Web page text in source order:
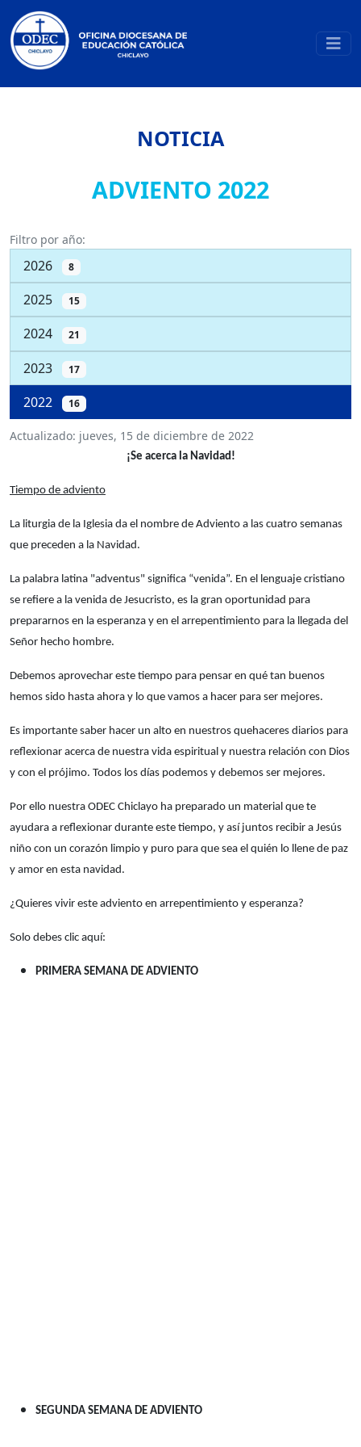
NOTICIA
ADVIENTO 2022
Filtro por año:
2026 8
2025 15
2024 21
2023 17
2022 16
Actualizado: jueves, 15 de diciembre de 2022
¡Se acerca la Navidad!
Tiempo de adviento
La liturgia de la Iglesia da el nombre de Adviento a las cuatro semanas
que preceden a la Navidad.
La palabra latina "adventus" significa “venida”. En el lenguaje cristiano
se refiere a la venida de Jesucristo, es la gran oportunidad para
prepararnos en la esperanza y en el arrepentimiento para la llegada del
Señor hecho hombre.
Debemos aprovechar este tiempo para pensar en qué tan buenos
hemos sido hasta ahora y lo que vamos a hacer para ser mejores.
Es importante saber hacer un alto en nuestros quehaceres diarios para
reflexionar acerca de nuestra vida espiritual y nuestra relación con Dios
y con el prójimo. Todos los días podemos y debemos ser mejores.
Por ello nuestra ODEC Chiclayo ha preparado un material que te
ayudara a reflexionar durante este tiempo, y así juntos recibir a Jesús
niño con un corazón limpio y puro para que sea el quién lo llene de paz
y amor en esta navidad.
¿Quieres vivir este adviento en arrepentimiento y esperanza?
Solo debes clic aquí:
PRIMERA SEMANA DE ADVIENTO
SEGUNDA SEMANA DE ADVIENTO